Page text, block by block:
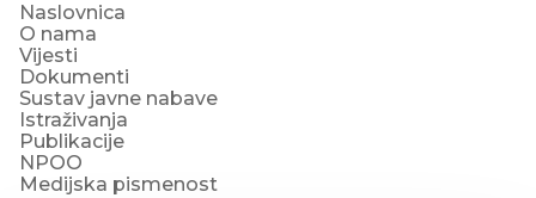
Naslovnica
O nama
Vijesti
Dokumenti
Sustav javne nabave
Istraživanja
Publikacije
NPOO
Medijska pismenost